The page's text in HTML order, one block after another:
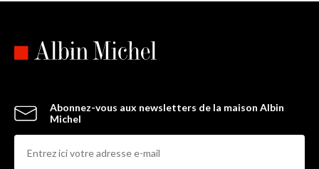
Abonnez-vous aux newsletters de la maison Albin
Michel